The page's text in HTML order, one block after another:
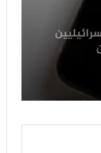
ليس
الوطني